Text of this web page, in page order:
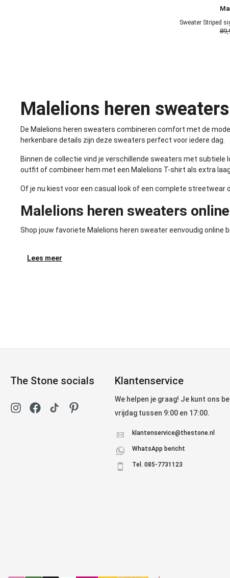
Sweater Striped
Malelions heren sweaters
De Malelions heren sweaters combineren comfort met de
herkenbare details zijn deze sweaters perfect voor iedere dag.
Binnen de collectie vind je verschillende sweaters met subtiele
outfit of combineer hem met een Malelions T-shirt als extra
Of je nu kiest voor een casual look of een complete
Malelions heren sweaters
Shop jouw favoriete Malelions heren sweater eenvoudig online
Lees meer
The Stone socials Klantenservice
We helpen je graag! Je kunt ons
vrijdag tussen 9:00 en 17:00.
klantenservice@thestone.nl
WhatsApp bericht
Tel. 085-7731123